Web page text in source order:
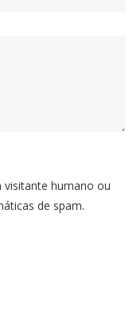
visitante humano ou
de spam.